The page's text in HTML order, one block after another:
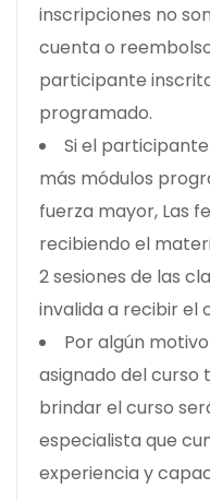
inscripciones no
cuenta o
participante
programado.
Si el
más módulos
fuerza mayor, Las
recibiendo el
2 sesiones de las
invalida a recibir el
Por algún
asignado del curso
brindar el curso
especialista que
experiencia y